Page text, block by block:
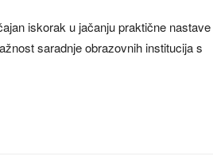
iskorak u jačanju praktične nastave
saradnje obrazovnih institucija s